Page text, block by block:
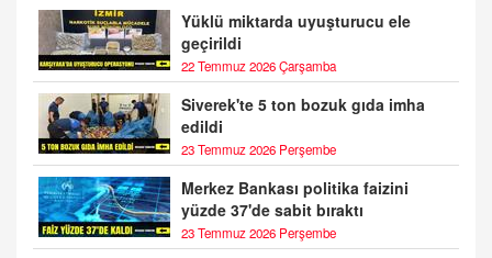
Yüklü miktarda uyuşturucu ele
geçirildi
22 Temmuz 2026 Çarşamba
Siverek'te 5 ton bozuk gıda imha
edildi
23 Temmuz 2026 Perşembe
Merkez Bankası politika faizini
yüzde 37'de sabit bıraktı
23 Temmuz 2026 Perşembe